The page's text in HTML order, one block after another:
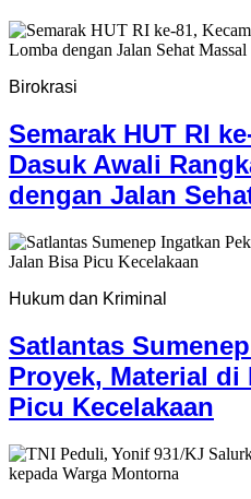
Birokrasi
Semarak HUT RI
Dasuk Awali
dengan Jalan
Hukum dan Kriminal
Satlantas
Proyek, Material di
Picu Kecelakaan